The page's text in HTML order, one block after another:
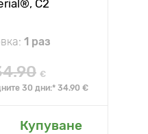
C2
1 раз
€
30 дни:* 34.90 €
Купуване